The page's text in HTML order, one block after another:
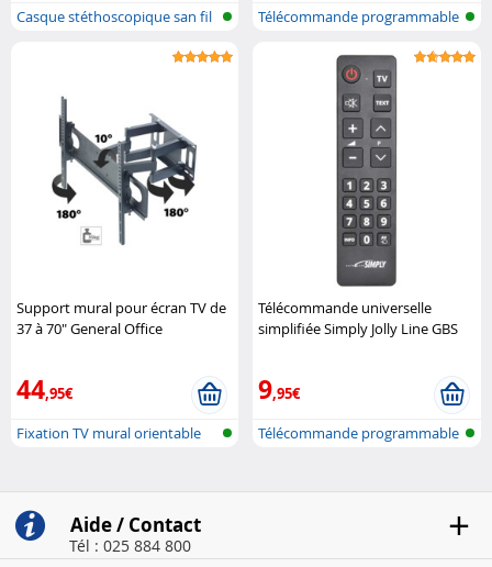
Casque stéthoscopique san fil
Télécommande programmable
Support mural pour écran TV de
37 à 70" General Office
44,95€
Fixation TV mural orientable
Télécommande universelle
simplifiée Simply Jolly Line GBS
9,95€
Télécommande programmable
Aide / Contact
Tél : 025 884 800